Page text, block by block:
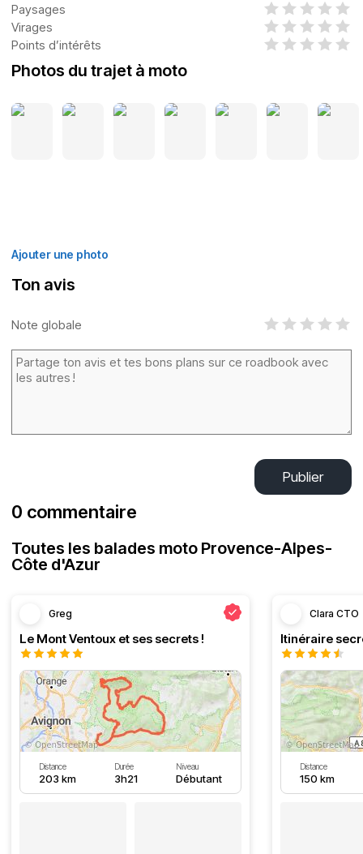
Paysages
Virages
Points d’intérêts
Photos du trajet à moto
Ajouter une photo
Ton avis
Note globale
Publier
0 commentaire
Toutes les balades moto Provence-Alpes-
Côte d'Azur
Greg
Le Mont Ventoux et ses secrets !
Distance
203 km
Durée
3h21
Niveau
Débutant
Clara CTO
Distance
150 km